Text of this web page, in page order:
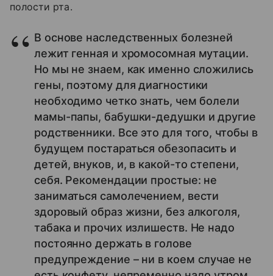
полости рта.
В основе наследственных болезней
лежит генная и хромосомная мутации.
Но мы не знаем, как именно сложились
гены, поэтому для диагностики
необходимо четко знать, чем болели
мамы-папы, бабушки-дедушки и другие
родственники. Все это для того, чтобы в
будущем постараться обезопасить и
детей, внуков, и, в какой-то степени,
себя. Рекомендации простые: не
заниматься самолечением, вести
здоровый образ жизни, без алкоголя,
табака и прочих излишеств. Не надо
постоянно держать в голове
предупреждение – ни в коем случае не